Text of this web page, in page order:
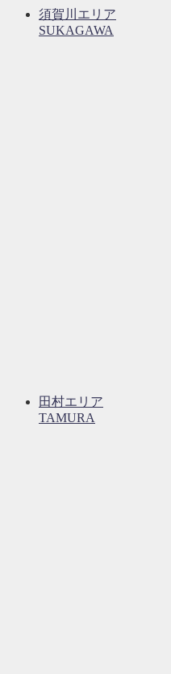
須賀川エリア
SUKAGAWA
田村エリア
TAMURA